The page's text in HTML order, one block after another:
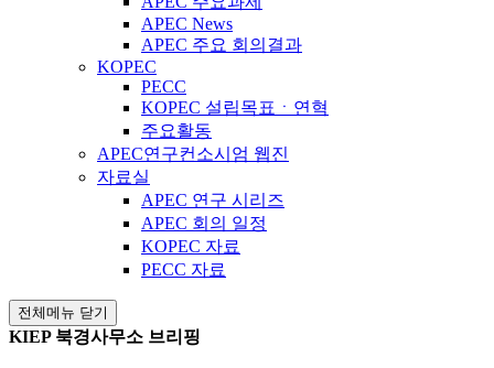
APEC News
APEC 주요 회의결과
KOPEC
PECC
KOPEC 설립목표ㆍ연혁
주요활동
APEC연구컨소시엄 웹진
자료실
APEC 연구 시리즈
APEC 회의 일정
KOPEC 자료
PECC 자료
전체메뉴 닫기
KIEP 북경사무소 브리핑